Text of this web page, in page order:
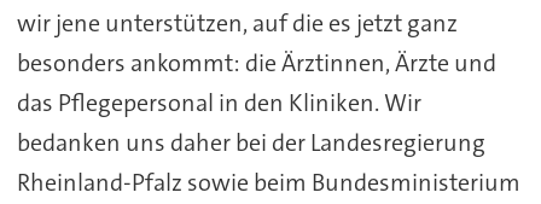
wir jene unterstützen, auf die es jetzt ganz
besonders ankommt: die Ärztinnen, Ärzte und
das Pflegepersonal in den Kliniken. Wir
bedanken uns daher bei der Landesregierung
Rheinland-Pfalz sowie beim Bundesministerium